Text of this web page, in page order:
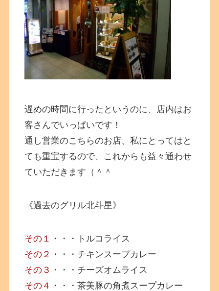
遅めの時間に行ったというのに、店内はお
客さんでいっぱいです！
通し営業のこちらのお店、私にとってはと
ても重宝するので、これからも益々通わせ
ていただきます（＾＾
《過去のグリル北斗星》
その１ ・・・トルコライス
その２ ・・・チキンスープカレー
その３ ・・・チーズオムライス
その４ ・・・茶美豚の角煮スープカレー